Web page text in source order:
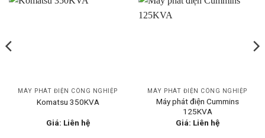
MÁY PHÁT ĐIỆN CÔNG NGHIỆP
Komatsu 350KVA
Giá: Liên hệ
MÁY PHÁT ĐIỆN CÔNG NGHIỆP
Máy phát điện Cummins
125KVA
Giá: Liên hệ